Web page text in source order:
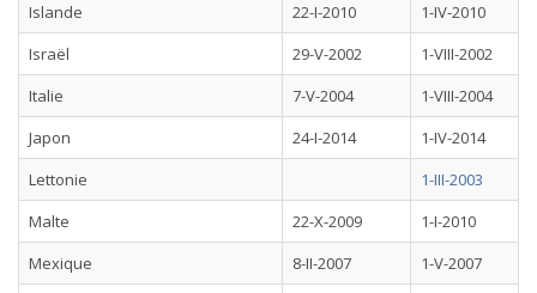
Islande
22-I-2010
1-IV-2010
Israël
29-V-2002
1-VIII-2002
Italie
7-V-2004
1-VIII-2004
Japon
24-I-2014
1-IV-2014
Lettonie
1-III-2003
Malte
22-X-2009
1-I-2010
Mexique
8-II-2007
1-V-2007